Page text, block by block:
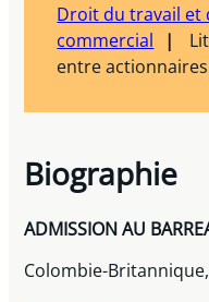
Droit du travail et
commercial
entre actionnaires
Biographie
ADMISSION AU
Colombie-Britannique,